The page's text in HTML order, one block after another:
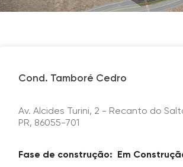
Cond. Tamboré Cedro
Av. Alcides Turini, 2 - Recanto do
PR, 86055-701
Fase de construção: Em